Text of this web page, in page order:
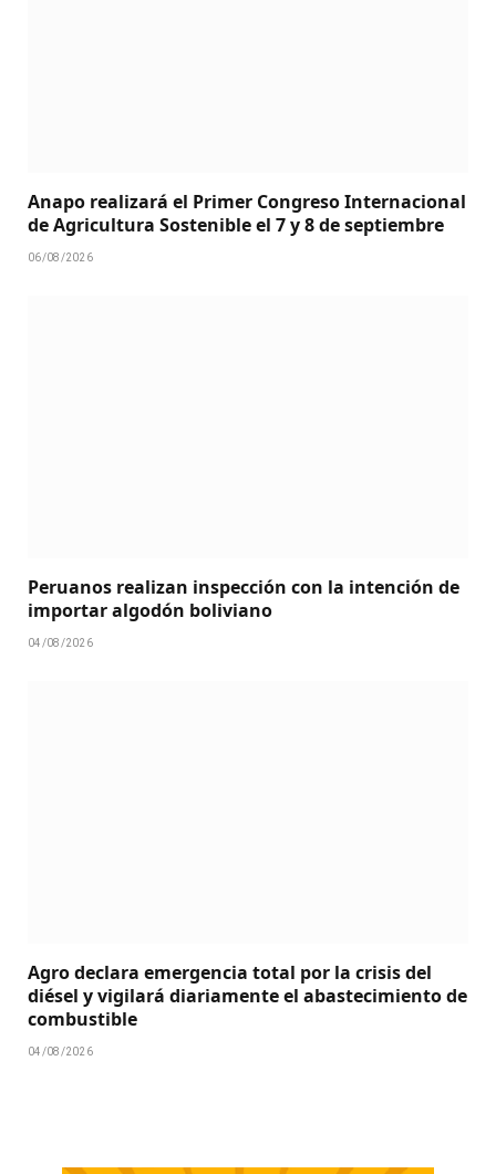
Anapo realizará el Primer Congreso Internacional
de Agricultura Sostenible el 7 y 8 de septiembre
06/08/2026
Peruanos realizan inspección con la intención de
importar algodón boliviano
04/08/2026
Agro declara emergencia total por la crisis del
diésel y vigilará diariamente el abastecimiento de
combustible
04/08/2026